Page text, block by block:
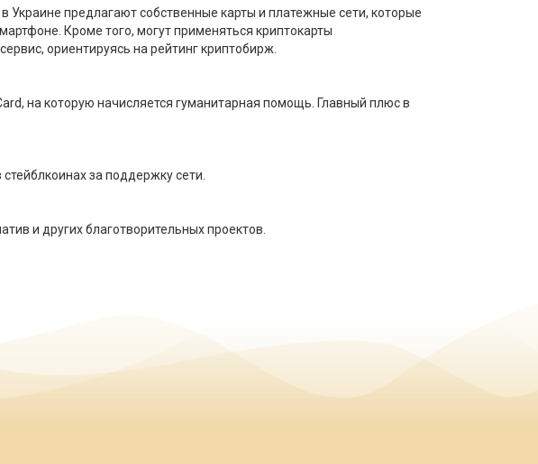
предлагают собственные карты и платежные сети, которые
Кроме того, могут применяться криптокарты
ориентируясь на рейтинг криптобирж.
на которую начисляется гуманитарная помощь. Главный плюс в
за поддержку сети.
и других благотворительных проектов.